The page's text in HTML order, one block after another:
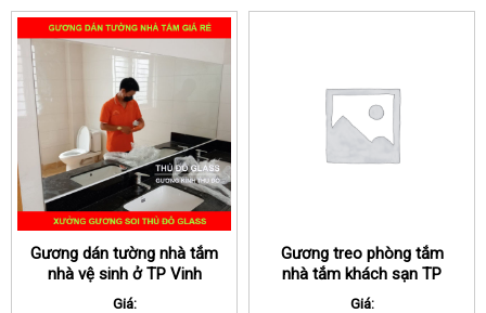
Gương dán tường nhà tắm
nhà vệ sinh ở TP Vinh
Nghệ An
Giá:
Gương treo phòng tắm
nhà tắm khách sạn TP
Vinh Nghệ An
Giá: